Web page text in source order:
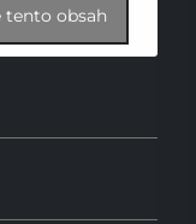
tento obsah